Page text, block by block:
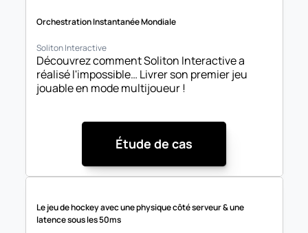
Orchestration Instantanée Mondiale
Soliton Interactive
Découvrez comment Soliton Interactive a
réalisé l'impossible… Livrer son premier jeu
jouable en mode multijoueur !
Étude de cas
Le jeu de hockey avec une physique côté serveur & une
latence sous les 50ms